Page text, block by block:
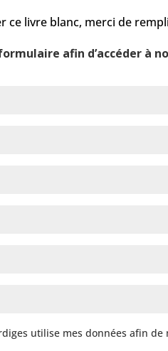
ce livre blanc, merci de
afin d’accéder à
utilise mes données afin